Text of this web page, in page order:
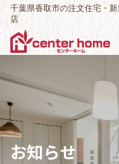
千葉県香取市の注文住宅・
店
お知らせ